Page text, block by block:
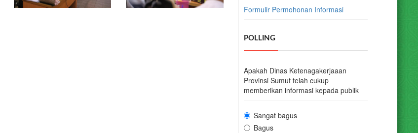
Formulir Permohonan Informasi
POLLING
Apakah Dinas Ketenagakerjaaan
Provinsi Sumut telah cukup
memberikan informasi kepada publik
Sangat bagus
Bagus